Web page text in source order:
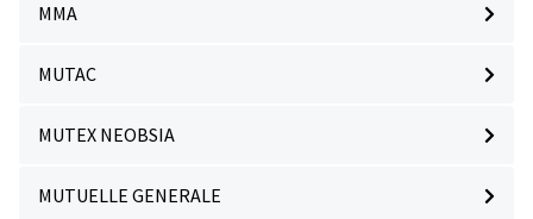
MMA
MUTAC
MUTEX NEOBSIA
MUTUELLE GENERALE